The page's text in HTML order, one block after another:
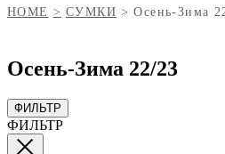
HOME СУМКИ Осень-Зима
Осень-Зима 22/23
ФИЛЬТР
ФИЛЬТР